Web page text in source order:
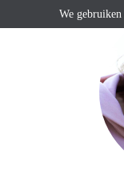
We gebruiken